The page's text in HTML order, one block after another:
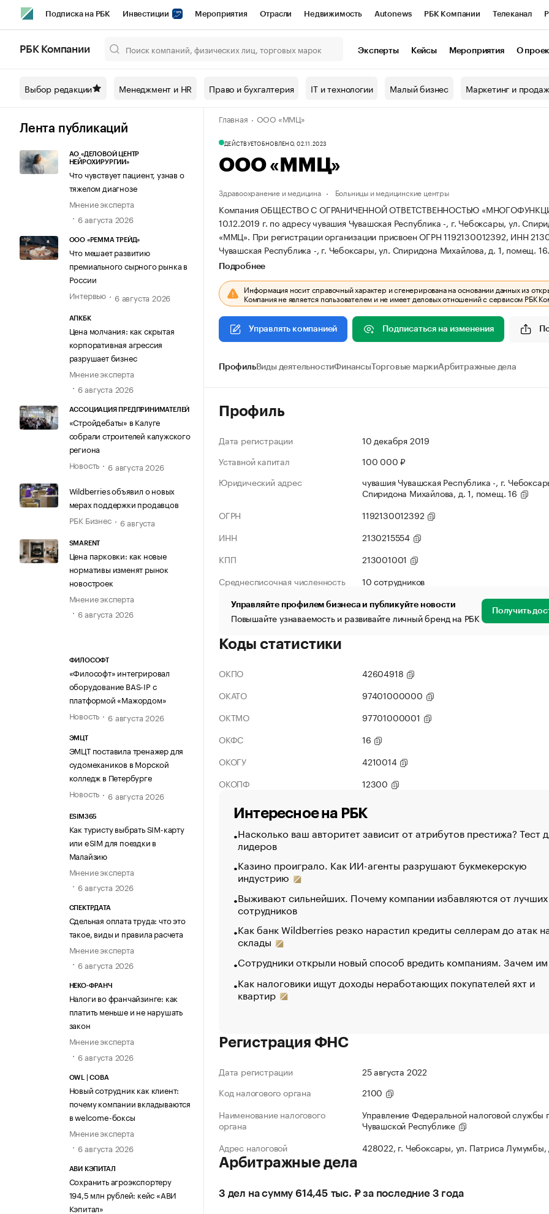
Подписка на РБК Инвестиции Мероприятия Отрасли Недвижимость Autonews РБК Компании Телеканал
Спецпроекты СПб Конференции СПб Спецпроекты Проверка контрагентов
Технологии и медиа Рынок наличной валюты
РБК Компании Эксперты Кейсы Мероприятия О
Выбор редакции Менеджмент и HR Право и бухгалтерия IT и технологии Малый бизнес Маркетинг и
Лента публикаций
АО «ДЕЛОВОЙ ЦЕНТР
НЕЙРОХИРУРГИИ»
Что чувствует пациент, узнав о
тяжелом диагнозе
Мнение эксперта
6 августа 2026
ООО «РЕММА ТРЕЙД»
Что мешает развитию
премиального сырного рынка в
России
Интервью
6 августа 2026
АПКБК
Цена молчания: как скрытая
корпоративная агрессия
разрушает бизнес
Мнение эксперта
6 августа 2026
АССОЦИАЦИЯ ПРЕДПРИНИМАТЕЛЕЙ
«Стройдебаты» в Калуге
собрали строителей калужского
региона
Новость
6 августа 2026
Wildberries объявил о новых
мерах поддержки продавцов
РБК Бизнес
6 августа
SMARENT
Цена парковки: как новые
нормативы изменят рынок
новостроек
Мнение эксперта
6 августа 2026
ФИЛОСОФТ
«Философт» интегрировал
оборудование BAS-IP с
платформой «Мажордом»
Новость
6 августа 2026
ЭМЦТ
ЭМЦТ поставила тренажер для
судомехаников в Морской
колледж в Петербурге
Новость
6 августа 2026
ESIM365
Как туристу выбрать SIM-карту
или eSIM для поездки в
Малайзию
Мнение эксперта
6 августа 2026
СПЕКТРДАТА
Сдельная оплата труда: что это
такое, виды и правила расчета
Мнение эксперта
6 августа 2026
НЕКО-ФРАНЧ
Налоги во франчайзинге: как
платить меньше и не нарушать
закон
Мнение эксперта
6 августа 2026
OWL | СОВА
Новый сотрудник как клиент:
почему компании вкладываются
в welcome-боксы
Мнение эксперта
6 августа 2026
АВИ КЭПИТАЛ
Сохранить агроэкспортеру
194,5 млн рублей: кейс «АВИ
Кэпитал»
Главная ООО «ММЦ»
ДЕЙСТВУЕТОБНОВЛЕНО, 02.11.2023
ООО «ММЦ»
Здравоохранение и медицина Больницы и медицинские центры
Компания ОБЩЕСТВО С ОГРАНИЧЕННОЙ ОТВЕТСТВЕННОСТЬЮ
10.12.2019 г. по адресу чувашия Чувашская Республика -, г. Чебоксары, ул.
«ММЦ». При регистрации организации присвоен ОГРН 1192130012392, ИНН
Чувашская Республика -, г. Чебоксары, ул. Спиридона Михайлова, д. 1, помещ. 16.
Подробнее
Информация носит справочный характер и сгенерирована на основании данных из
Компания не является пользователем и не имеет деловых отношений с сервисом РБК
Управлять компанией Подписаться на изменения
ПрофильВиды деятельностиФинансыТорговые маркиАрбитражные дела
Профиль
Дата регистрации
10 декабря 2019
Уставной капитал
100 000 ₽
Юридический адрес
чувашия Чувашская Республика -, г.
Спиридона Михайлова, д. 1, помещ. 16
ОГРН
1192130012392
ИНН
2130215554
КПП
213001001
Среднесписочная численность
10 сотрудников
Управляйте профилем бизнеса и публикуйте новости
Повышайте узнаваемость и развивайте личный бренд на РБК Получить
Коды статистики
ОКПО
42604918
ОКАТО
97401000000
ОКТМО
97701000001
ОКФС
16
ОКОГУ
4210014
ОКОПФ
12300
Интересное на РБК
Насколько ваш авторитет зависит от атрибутов престижа? Тест
лидеров
Казино проиграло. Как ИИ-агенты разрушают букмекерскую
индустрию
Выживают сильнейших. Почему компании избавляются от лучших
сотрудников
Как банк Wildberries резко нарастил кредиты селлерам до атак
склады
Сотрудники открыли новый способ вредить компаниям. Зачем
Как налоговики ищут доходы неработающих покупателей яхт и
квартир
Регистрация ФНС
Дата регистрации
25 августа 2022
Код налогового органа
2100
Наименование налогового
органа
Управление Федеральной налоговой службы
Чувашской Республике
Адрес налоговой
428022, г. Чебоксары, ул. Патриса Лумумбы,
Арбитражные дела
3 дел на сумму 614,45 тыс. ₽ за последние 3 года